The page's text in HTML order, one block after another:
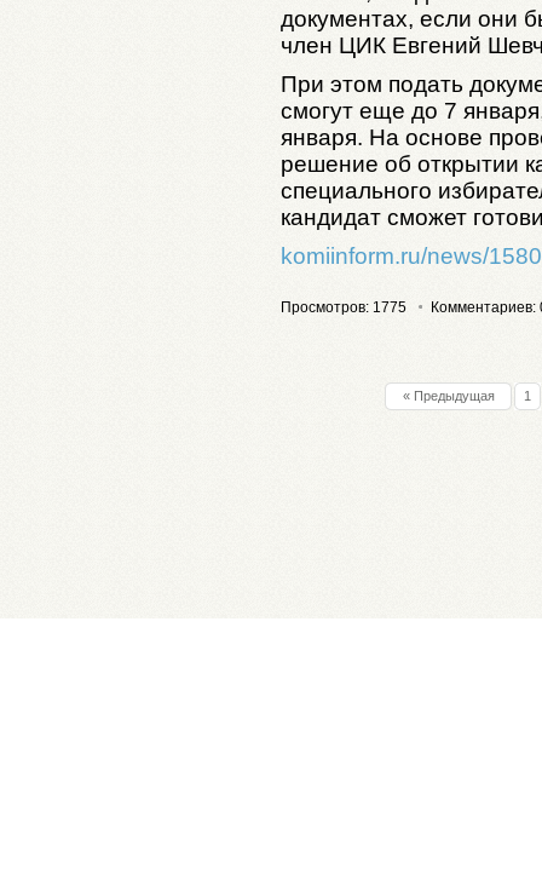
документах, если они
член ЦИК Евгений
При этом подать
смогут еще до 7
января. На основе
решение об открытии
специального
кандидат сможет
komiinform.ru/news/
Просмотров: 1775 Комментариев:
« Предыдущая 1